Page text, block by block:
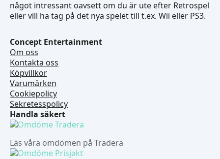
något intressant oavsett om du är ute efter Retrospel
eller vill ha tag på det nya spelet till t.ex. Wii eller PS3.
Concept Entertainment
Om oss
Kontakta oss
Köpvillkor
Varumärken
Cookiepolicy
Sekretesspolicy
Handla säkert
Läs våra omdömen på Tradera